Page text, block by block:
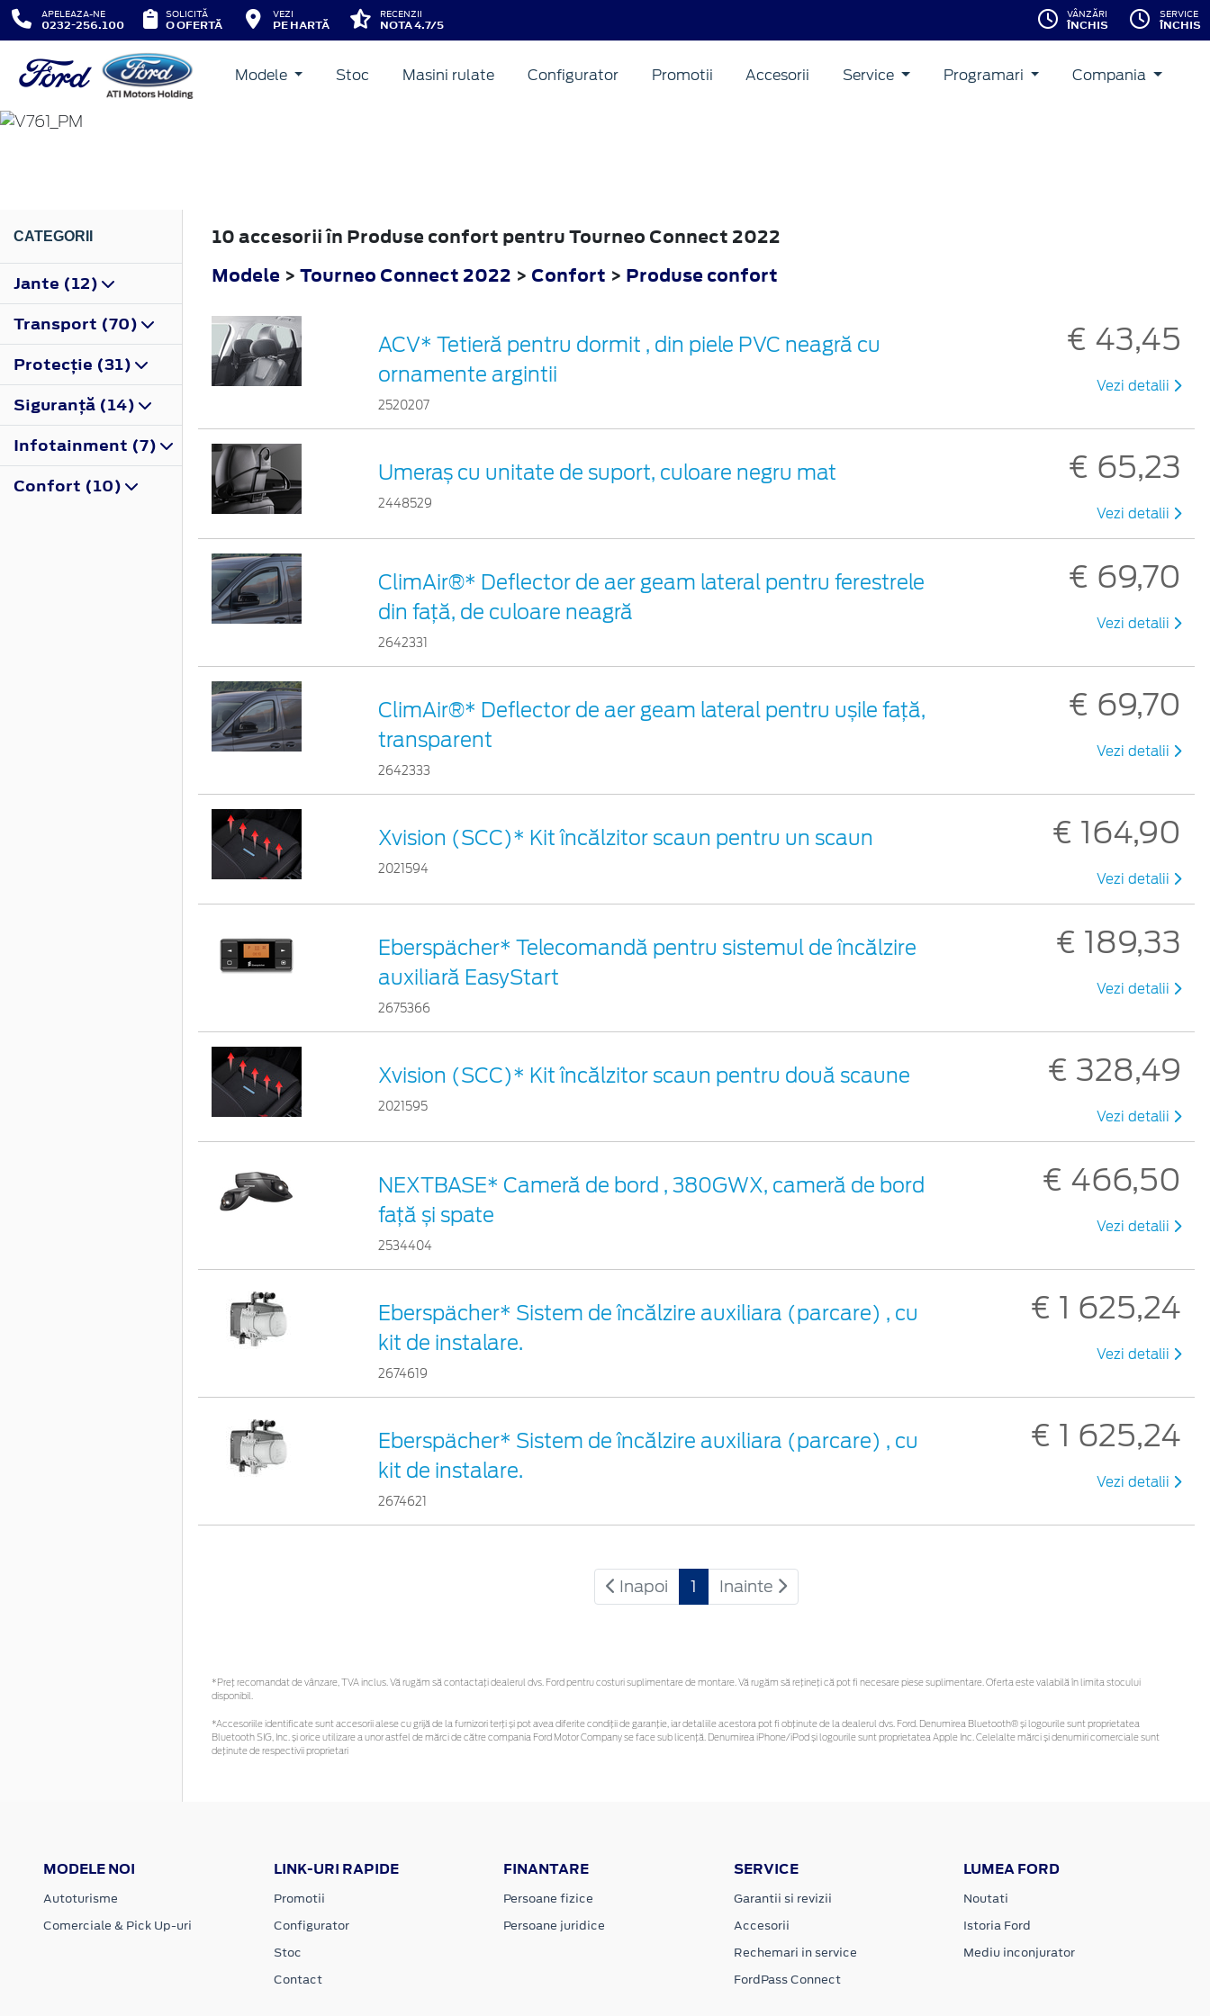
APELEAZA-NE
0232-256.100
SOLICITĂ
O OFERTĂ
VEZI
PE HARTĂ
RECENZII
NOTA 4.7/5
VÂNZĂRI
ÎNCHIS
SERVICE
ÎNCHIS
Modele Stoc Masini rulate Configurator Promotii Accesorii Service Programari Compania
TOURNEO CONNECT
CATEGORII
Jante (12)
Transport (70)
Protecţie (31)
Siguranţă (14)
Infotainment (7)
Confort (10)
10 accesorii în Produse confort pentru Tourneo Connect 2022
Modele > Tourneo Connect 2022 > Confort > Produse confort
ACV* Tetieră pentru dormit , din piele PVC neagră cu
ornamente argintii
2520207
€ 43,45
Vezi detalii
Umeraș cu unitate de suport, culoare negru mat
2448529
€ 65,23
Vezi detalii
ClimAir®* Deflector de aer geam lateral pentru ferestrele
din față, de culoare neagră
2642331
€ 69,70
Vezi detalii
ClimAir®* Deflector de aer geam lateral pentru ușile față,
transparent
2642333
€ 69,70
Vezi detalii
Xvision (SCC)* Kit încălzitor scaun pentru un scaun
2021594
€ 164,90
Vezi detalii
Eberspächer* Telecomandă pentru sistemul de încălzire
auxiliară EasyStart
2675366
€ 189,33
Vezi detalii
Xvision (SCC)* Kit încălzitor scaun pentru două scaune
2021595
€ 328,49
Vezi detalii
NEXTBASE* Cameră de bord , 380GWX, cameră de bord
față și spate
2534404
€ 466,50
Vezi detalii
Eberspächer* Sistem de încălzire auxiliara (parcare) , cu
kit de instalare.
2674619
€ 1 625,24
Vezi detalii
Eberspächer* Sistem de încălzire auxiliara (parcare) , cu
kit de instalare.
2674621
€ 1 625,24
Vezi detalii
Inapoi 1 Inainte
*Preţ recomandat de vânzare, TVA inclus. Vă rugăm să contactaţi dealerul dvs. Ford pentru costuri suplimentare de montare. Vă rugăm să rețineți că pot fi necesare piese suplimentare. Oferta este valabilă în limita stocului
disponibil.
*Accesoriile identificate sunt accesorii alese cu grijă de la furnizori terți și pot avea diferite condiții de garanție, iar detaliile acestora pot fi obținute de la dealerul dvs. Ford. Denumirea Bluetooth® și logourile sunt proprietatea
Bluetooth SIG, Inc. și orice utilizare a unor astfel de mărci de către compania Ford Motor Company se face sub licență. Denumirea iPhone/iPod și logourile sunt proprietatea Apple Inc. Celelalte mărci și denumiri comerciale sunt
deținute de respectivii proprietari
MODELE NOI
Autoturisme
Comerciale & Pick Up-uri
LINK-URI RAPIDE
Promotii
Configurator
Stoc
Contact
FINANTARE
Persoane fizice
Persoane juridice
SERVICE
Garantii si revizii
Accesorii
Rechemari in service
FordPass Connect
LUMEA FORD
Noutati
Istoria Ford
Mediu inconjurator